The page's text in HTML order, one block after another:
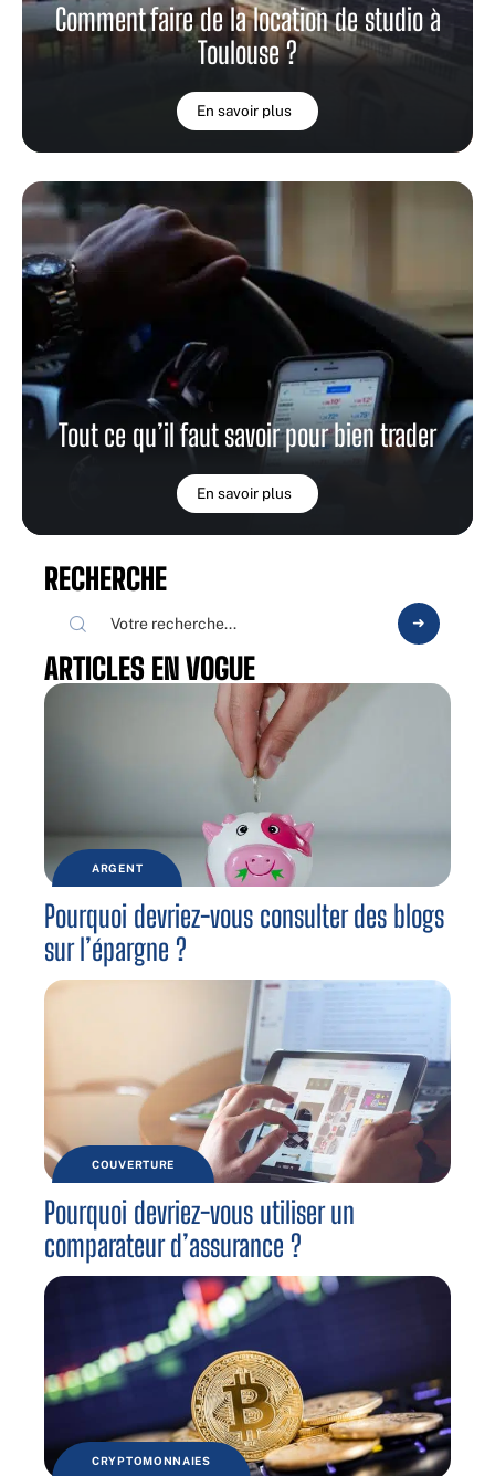
Comment faire de la location de studio à
Toulouse ?
En savoir plus
Tout ce qu’il faut savoir pour bien trader
En savoir plus
RECHERCHE
ARTICLES EN VOGUE
ARGENT
Pourquoi devriez-vous consulter des blogs
sur l’épargne ?
COUVERTURE
Pourquoi devriez-vous utiliser un
comparateur d’assurance ?
CRYPTOMONNAIES